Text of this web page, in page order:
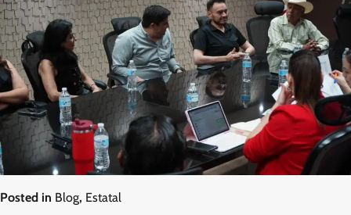
Posted in Blog, Estatal